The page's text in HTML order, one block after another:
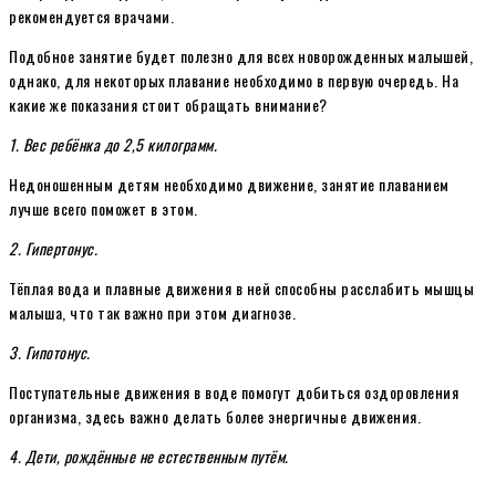
рекомендуется врачами.
Подобное занятие будет полезно для всех новорожденных малышей,
однако, для некоторых плавание необходимо в первую очередь. На
какие же показания стоит обращать внимание?
1. Вес ребёнка до 2,5 килограмм.
Недоношенным детям необходимо движение, занятие плаванием
лучше всего поможет в этом.
2. Гипертонус.
Тёплая вода и плавные движения в ней способны расслабить мышцы
малыша, что так важно при этом диагнозе.
3. Гипотонус.
Поступательные движения в воде помогут добиться оздоровления
организма, здесь важно делать более энергичные движения.
4. Дети, рождённые не естественным путём.